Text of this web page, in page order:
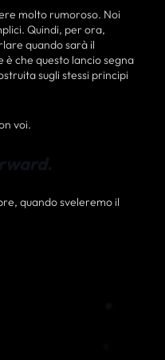
molto rumoroso. Noi
Quindi, per ora,
quando sarà il
è che questo lancio segna
sugli stessi principi
voi.
quando sveleremo il